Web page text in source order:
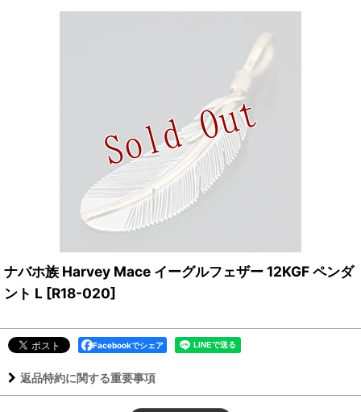
ナバホ族 Harvey Mace イーグルフェザー 12KGF ペンダ
ント L [R18-020]
Facebookでシェア
返品特約に関する重要事項